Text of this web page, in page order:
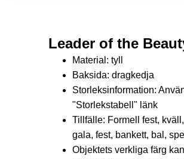
Leader of the
Material: tyll
Baksida: dragkedja
Storleksinformation:
"Storlekstabell" länk
Tillfälle: Formell fest,
gala, fest, bankett, bal,
Objektets verkliga färg